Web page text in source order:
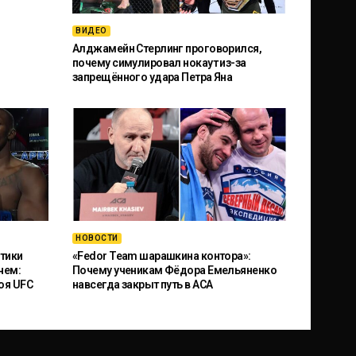
ВИДЕО
Алджамейн Стерлинг проговорился,
почему симулировал нокаут из-за
запрещённого удара Петра Яна
UFC
НОВОСТИ
«Fedor Team шарашкина контора»:
Почему ученикам Фёдора Емельяненко
навсегда закрыт путь в ACA